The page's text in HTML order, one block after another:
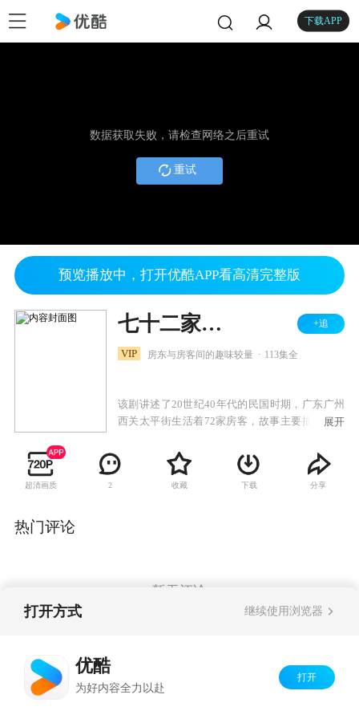
下载APP
数据获取失败，请检查网络之后重试
重试
预览播放中，打开优酷APP看高清完整版
七十二家房客 第三部 +追
VIP 房东与房客间的趣味较量 113集全
该剧讲述了20世纪40年代的民国时期，广东广州
西关太平街生活着72家房客，故事主要描述房东
展开
超清画质 2 收藏 下载 分享
热门评论
暂无评论
打开方式 继续使用浏览器
优酷
为好内容全力以赴
打开